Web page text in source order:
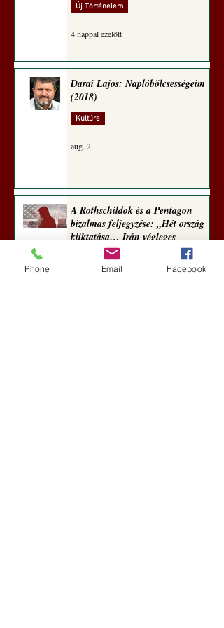
Új Történelem
4 nappal ezelőtt
Darai Lajos: Naplóbölcsességeim
(2018)
Kultúra
aug. 2.
A Rothschildok és a Pentagon
bizalmas feljegyzése: „Hét ország
kiiktatása… Irán végleges
legyőzése”
Új Történelem
Phone Email Facebook